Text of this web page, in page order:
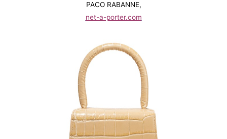
PACO RABANNE,
net-a-porter.com